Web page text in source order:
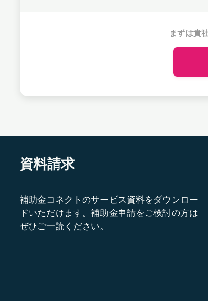
まずは貴
資料請求
補助金コネクトのサービス資料をダウンロー
ドいただけます。補助金申請をご検討の方は
ぜひご一読ください。